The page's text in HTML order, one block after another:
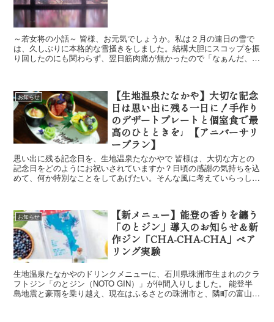
～若女将の小話～ 皆様、お元気でしょうか。私は２月の連日の雪で
は、久しぶりに本格的な雪掻きをしました。結構大胆にスコップを振
り回したのにも関わらず、翌日筋肉痛が無かったので「なぁんだ、私
お知らせ
【生地温泉たなかや】大切な記念
日は思い出に残る一日に！手作り
のデザートプレートと個室食で最
高のひとときを♩【アニバーサリ
ープラン】
思い出に残る記念日を、生地温泉たなかやで 皆様は、大切な方との
記念日をどのようにお祝いされていますか？日頃の感謝の気持ちを込
めて、何か特別なことをしてあげたい。そんな風に考えていらっしゃ
お知らせ
【新メニュー】能登の香りを纏う
「のとジン」導入のお知らせ＆新
作ジン「CHA-CHA-CHA」ペア
リング実験
生地温泉たなかやのドリンクメニューに、石川県珠洲市生まれのクラ
フトジン「のとジン（NOTO GIN）」が仲間入りしました。 能登半
島地震と豪雨を乗り越え、現在はふるさとの珠洲市と、隣町の富山県